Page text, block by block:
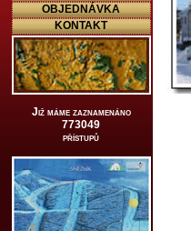
OBJEDNÁVKA
KONTAKT
Již máme zaznamenáno
773049
přístupů